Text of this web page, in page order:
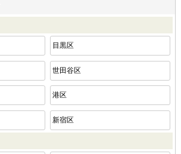
目黒区
世田谷区
港区
新宿区